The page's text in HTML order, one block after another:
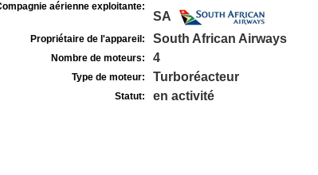
aérienne exploitante:
SA
Propriétaire de l'appareil: South African Airways
Nombre de moteurs: 4
Type de moteur: Turboréacteur
Statut: en activité